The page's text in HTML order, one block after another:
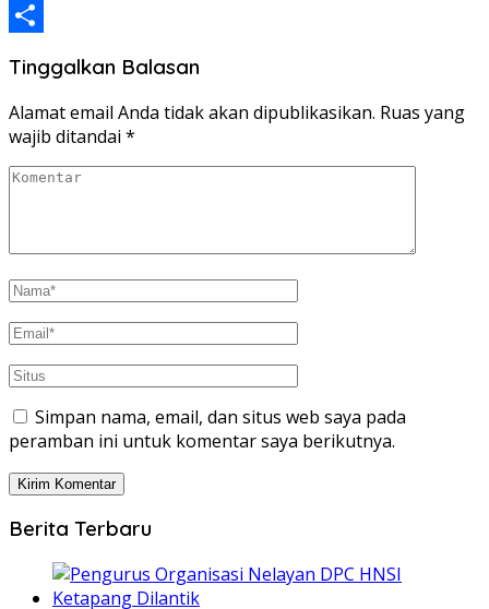
Email
Tinggalkan Balasan
Alamat email Anda tidak akan dipublikasikan. Ruas yang
wajib ditandai *
Simpan nama, email, dan situs web saya pada
peramban ini untuk komentar saya berikutnya.
Berita Terbaru